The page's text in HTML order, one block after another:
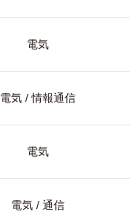
電気
電気 / 情報通信
電気
電気 / 通信